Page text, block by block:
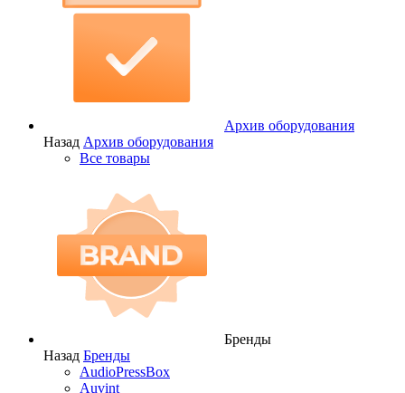
Архив оборудования
Назад Архив оборудования
Все товары
Бренды
Назад Бренды
AudioPressBox
Auvint